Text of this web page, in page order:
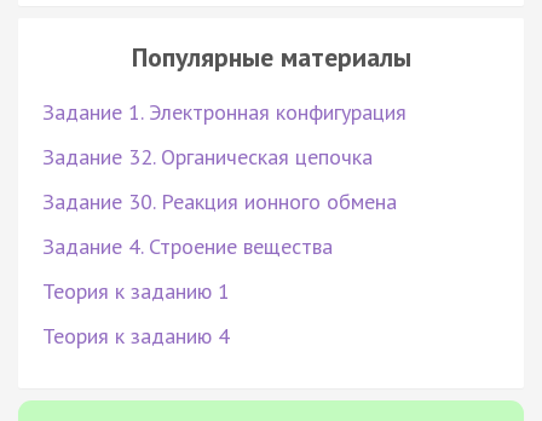
Популярные материалы
Задание 1. Электронная конфигурация
Задание 32. Органическая цепочка
Задание 30. Реакция ионного обмена
Задание 4. Строение вещества
Теория к заданию 1
Теория к заданию 4